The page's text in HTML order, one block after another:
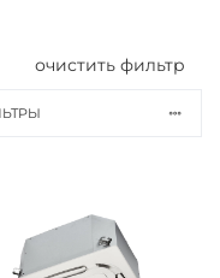
очистить фильтр